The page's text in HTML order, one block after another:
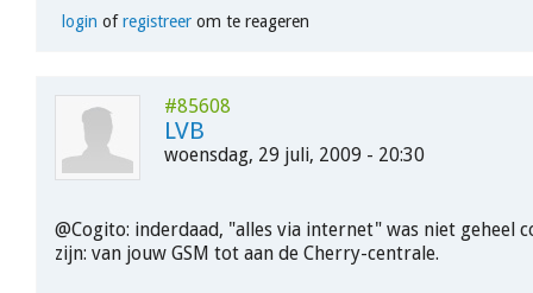
login ofregistreerom te reageren
#85608
LVB
woensdag, 29 juli, 2009 - 20:30
@Cogito: inderdaad, "alles via internet" was niet geheel
zijn: van jouw GSM tot aan de Cherry-centrale.